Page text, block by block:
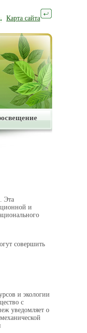
Карта сайта
Эта
и
совершить
и экологии
с
уведомляет о